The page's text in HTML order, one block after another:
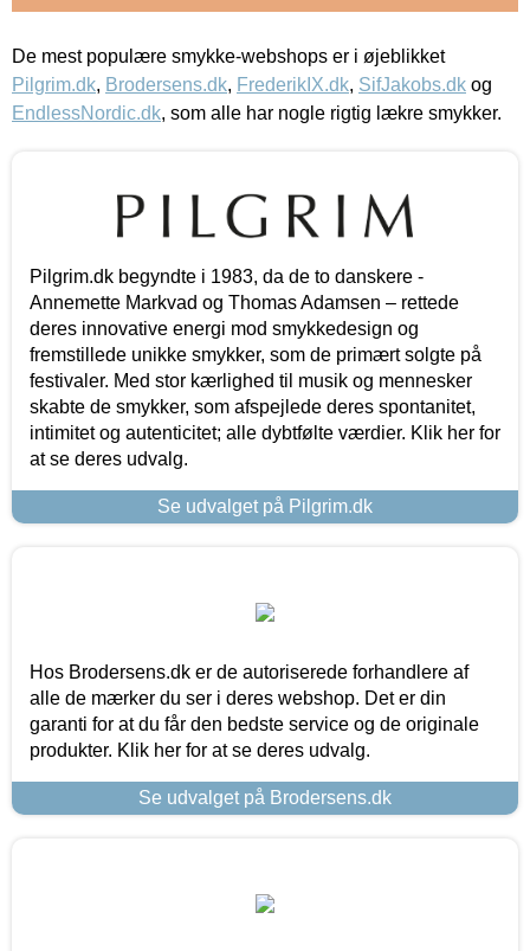
De mest populære smykke-webshops er i øjeblikket
Pilgrim.dk, Brodersens.dk, FrederikIX.dk, SifJakobs.dk og
EndlessNordic.dk, som alle har nogle rigtig lækre smykker.
Pilgrim.dk begyndte i 1983, da de to danskere -
Annemette Markvad og Thomas Adamsen – rettede
deres innovative energi mod smykkedesign og
fremstillede unikke smykker, som de primært solgte på
festivaler. Med stor kærlighed til musik og mennesker
skabte de smykker, som afspejlede deres spontanitet,
intimitet og autenticitet; alle dybtfølte værdier. Klik her for
at se deres udvalg.
Se udvalget på Pilgrim.dk
Hos Brodersens.dk er de autoriserede forhandlere af
alle de mærker du ser i deres webshop. Det er din
garanti for at du får den bedste service og de originale
produkter. Klik her for at se deres udvalg.
Se udvalget på Brodersens.dk